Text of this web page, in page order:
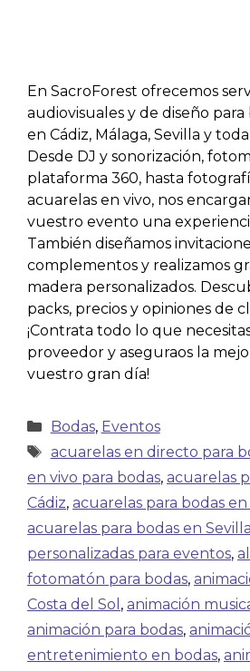
En SacroForest ofrecemos
audiovisuales y de diseño
en Cádiz, Málaga, Sevilla y
Desde DJ y sonorización,
plataforma 360, hasta
acuarelas en vivo, nos
vuestro evento una
También diseñamos
complementos y realizamos
madera personalizados.
packs, precios y opiniones de
¡Contrata todo lo que
proveedor y aseguraos la
vuestro gran día!
Bodas, Eventos
acuarelas en directo para
en vivo para bodas, acuarelas
Cádiz, acuarelas para bodas
acuarelas para bodas en Sevilla
personalizadas para eventos,
fotomatón para bodas,
Costa del Sol , animación
animación para bodas,
entretenimiento en bodas,